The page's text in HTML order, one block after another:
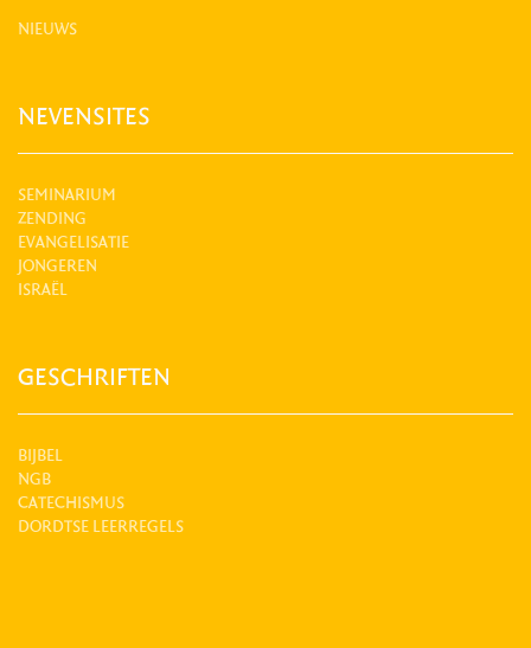
NIEUWS
NEVENSITES
SEMINARIUM
ZENDING
EVANGELISATIE
JONGEREN
ISRAËL
GESCHRIFTEN
BIJBEL
NGB
CATECHISMUS
DORDTSE LEERREGELS